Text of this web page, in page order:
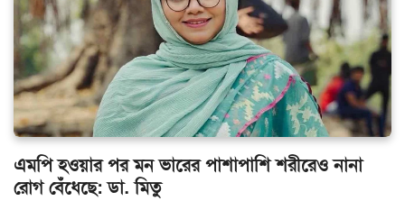
এমপি হওয়ার পর মন ভারের পাশাপাশি শরীরেও নানা
রোগ বেঁধেছে: ডা. মিতু